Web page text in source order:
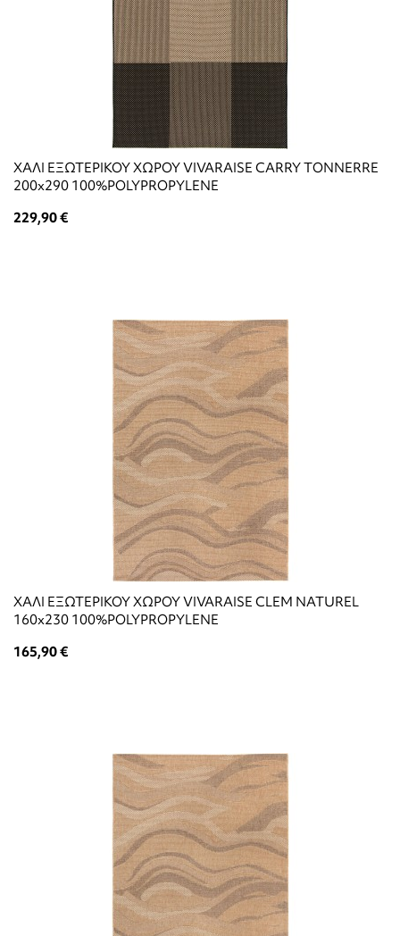
ΧΑΛΙ ΕΞΩΤΕΡΙΚΟΥ ΧΩΡΟΥ VIVARAISE CARRY TONNERRE
200x290 100%POLYPROPYLENE
229,90 €
ΧΑΛΙ ΕΞΩΤΕΡΙΚΟΥ ΧΩΡΟΥ VIVARAISE CLEM NATUREL
160x230 100%POLYPROPYLENE
165,90 €